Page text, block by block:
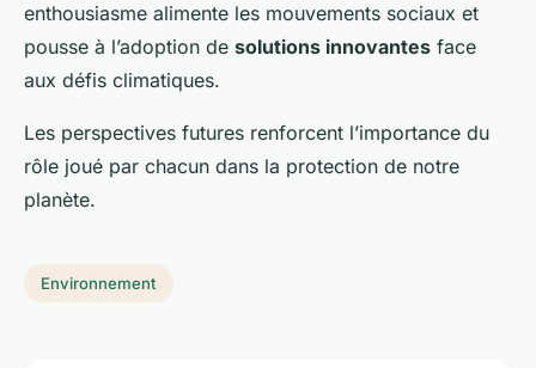
enthousiasme alimente les mouvements sociaux et
pousse à l’adoption de solutions innovantes face
aux défis climatiques.
Les perspectives futures renforcent l’importance du
rôle joué par chacun dans la protection de notre
planète.
Environnement